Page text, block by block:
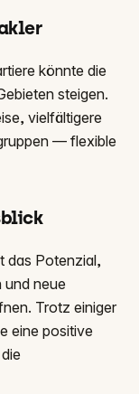
könnte die
steigen.
vielfältigere
— flexible
das Potenzial,
und neue
Trotz einiger
eine positive